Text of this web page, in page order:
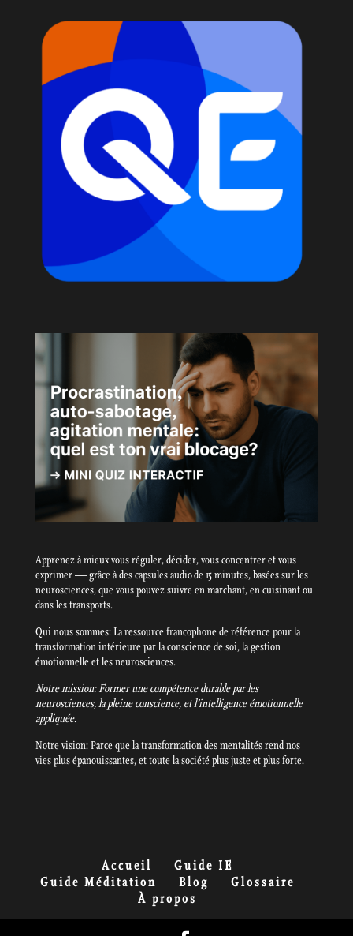
Apprenez à mieux vous réguler, décider, vous concentrer et vous
exprimer — grâce à des capsules audio de 15 minutes, basées sur les
neurosciences, que vous pouvez suivre en marchant, en cuisinant ou
dans les transports.
Qui nous sommes: La ressource francophone de référence pour la
transformation intérieure par la conscience de soi, la gestion
émotionnelle et les neurosciences.
Notre mission: Former une compétence durable par les
neurosciences, la pleine conscience, et l’intelligence émotionnelle
appliquée.
Notre vision: Parce que la transformation des mentalités rend nos
vies plus épanouissantes, et toute la société plus juste et plus forte.
Accueil
Guide IE
Guide Méditation
Blog
Glossaire
À propos